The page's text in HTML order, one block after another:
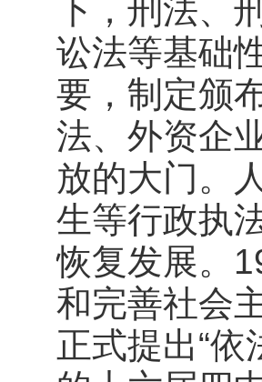
下，刑法、
讼法等基础
要，制定颁
法、外资企
放的大门。
生等行政执
恢复发展。
和完善社会
正式提出“